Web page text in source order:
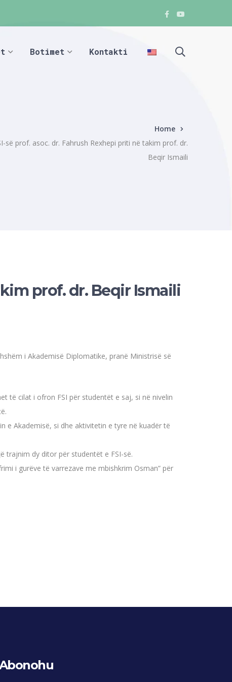
Facebook
FacebookFacebook
Botimet Kontakti
Home
së prof. asoc. dr. Fahrush Rexhepi priti në takim prof. dr.
Beqir Ismaili
prof. dr. Beqir Ismaili
i Akademisë Diplomatike, pranë Ministrisë së
të cilat i ofron FSI për studentët e saj, si në nivelin
e Akademisë, si dhe aktivitetin e tyre në kuadër të
trajnim dy ditor për studentët e FSI-së.
i gurëve të varrezave me mbishkrim Osman” për